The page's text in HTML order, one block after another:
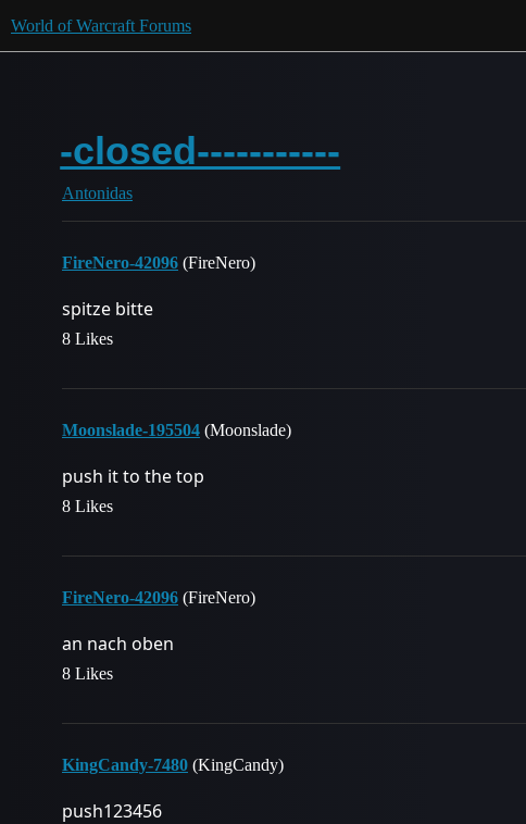
World of Warcraft Forums
-closed-----------
Antonidas
FireNero-42096 (FireNero)
spitze bitte
8 Likes
Moonslade-195504 (Moonslade)
push it to the top
8 Likes
FireNero-42096 (FireNero)
an nach oben
8 Likes
KingCandy-7480 (KingCandy)
push123456